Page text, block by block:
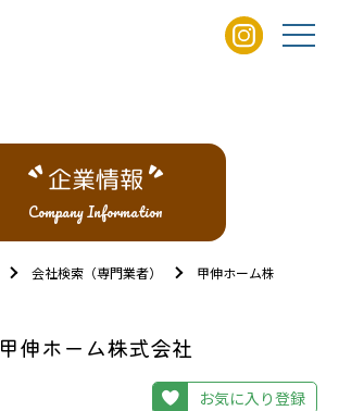
企業情報
Company Information
会社検索（専門業者） 甲伸ホーム株式会社
甲伸ホーム株式会社
お気に入り登録